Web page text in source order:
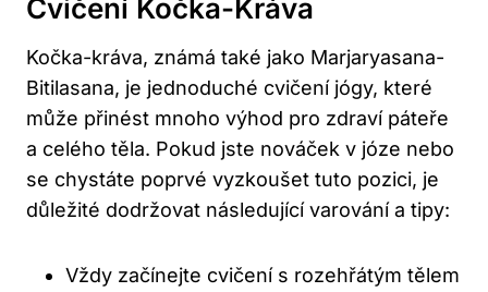
Cvičení Kočka-Kráva
Kočka-kráva, známá také jako Marjaryasana-
Bitilasana, je jednoduché ​cvičení jógy, které
může přinést⁣ mnoho výhod pro zdraví‌ páteře
a celého těla.⁣ Pokud jste nováček v józe nebo
se chystáte poprvé‍ vyzkoušet⁢ tuto​ pozici, je
důležité⁤ dodržovat ⁤následující varování a tipy:
Vždy⁣ začínejte cvičení s rozehřátým‍ tělem